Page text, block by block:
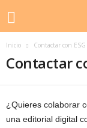
Inicio Contactar con
Contactar
¿Quieres colaborar
una editorial digital